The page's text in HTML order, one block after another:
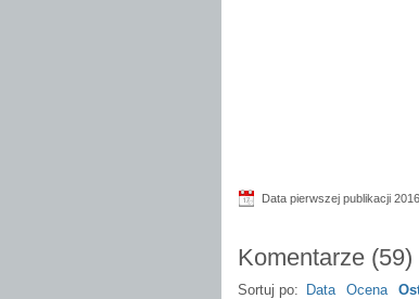
Data pierwszej publikacji
Komentarze (59)
Sortuj po: Data Ocena